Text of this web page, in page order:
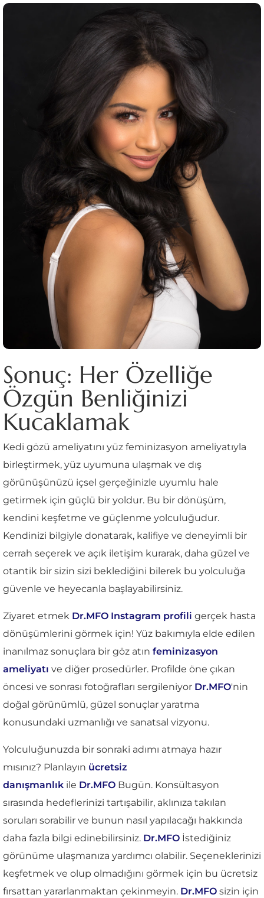
Sonuç: Her Özelliğe
Özgün Benliğinizi
Kucaklamak
Kedi gözü ameliyatını yüz feminizasyon ameliyatıyla
birleştirmek, yüz uyumuna ulaşmak ve dış
görünüşünüzü içsel gerçeğinizle uyumlu hale
getirmek için güçlü bir yoldur. Bu bir dönüşüm,
kendini keşfetme ve güçlenme yolculuğudur.
Kendinizi bilgiyle donatarak, kalifiye ve deneyimli bir
cerrah seçerek ve açık iletişim kurarak, daha güzel ve
otantik bir sizin sizi beklediğini bilerek bu yolculuğa
güvenle ve heyecanla başlayabilirsiniz.
Ziyaret etmek Dr.MFO Instagram profili gerçek hasta
dönüşümlerini görmek için! Yüz bakımıyla elde edilen
inanılmaz sonuçlara bir göz atın feminizasyon
ameliyatı ve diğer prosedürler. Profilde öne çıkan
öncesi ve sonrası fotoğrafları sergileniyor Dr.MFO'nin
doğal görünümlü, güzel sonuçlar yaratma
konusundaki uzmanlığı ve sanatsal vizyonu.
Yolculuğunuzda bir sonraki adımı atmaya hazır
mısınız? Planlayın ücretsiz
danışmanlık ile Dr.MFO Bugün. Konsültasyon
sırasında hedeflerinizi tartışabilir, aklınıza takılan
soruları sorabilir ve bunun nasıl yapılacağı hakkında
daha fazla bilgi edinebilirsiniz. Dr.MFO İstediğiniz
görünüme ulaşmanıza yardımcı olabilir. Seçeneklerinizi
keşfetmek ve olup olmadığını görmek için bu ücretsiz
fırsattan yararlanmaktan çekinmeyin. Dr.MFO sizin için